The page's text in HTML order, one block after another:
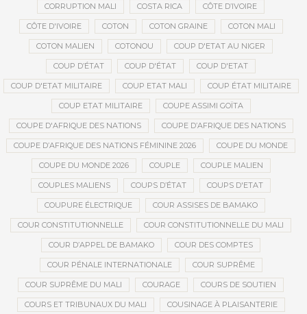
CORRUPTION MALI COSTA RICA CÔTE D’IVOIRE
CÔTE D'IVOIRE COTON COTON GRAINE COTON MALI
COTON MALIEN COTONOU COUP D'ETAT AU NIGER
COUP D’ÉTAT COUP D'ÉTAT COUP D'ETAT
COUP D'ETAT MILITAIRE COUP ETAT MALI COUP ÉTAT MILITAIRE
COUP ETAT MILITAIRE COUPE ASSIMI GOÏTA
COUPE D'AFRIQUE DES NATIONS COUPE D’AFRIQUE DES NATIONS
COUPE D’AFRIQUE DES NATIONS FÉMININE 2026 COUPE DU MONDE
COUPE DU MONDE 2026 COUPLE COUPLE MALIEN
COUPLES MALIENS COUPS D’ÉTAT COUPS D'ETAT
COUPURE ÉLECTRIQUE COUR ASSISES DE BAMAKO
COUR CONSTITUTIONNELLE COUR CONSTITUTIONNELLE DU MALI
COUR D’APPEL DE BAMAKO COUR DES COMPTES
COUR PÉNALE INTERNATIONALE COUR SUPRÊME
COUR SUPRÊME DU MALI COURAGE COURS DE SOUTIEN
COURS ET TRIBUNAUX DU MALI COUSINAGE À PLAISANTERIE